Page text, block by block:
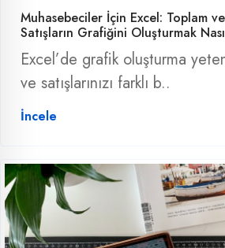
Muhasebeciler İçin Excel: Toplam
Satışların Grafiğini Oluşturmak
Excel’de grafik oluşturma
ve satışlarınızı farklı b..
İncele